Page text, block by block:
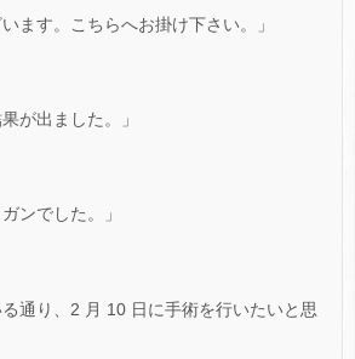
ます。こちらへお掛け下さい。」
が出ました。」
ンでした。」
通り、2 月 10 日に手術を行いたいと思